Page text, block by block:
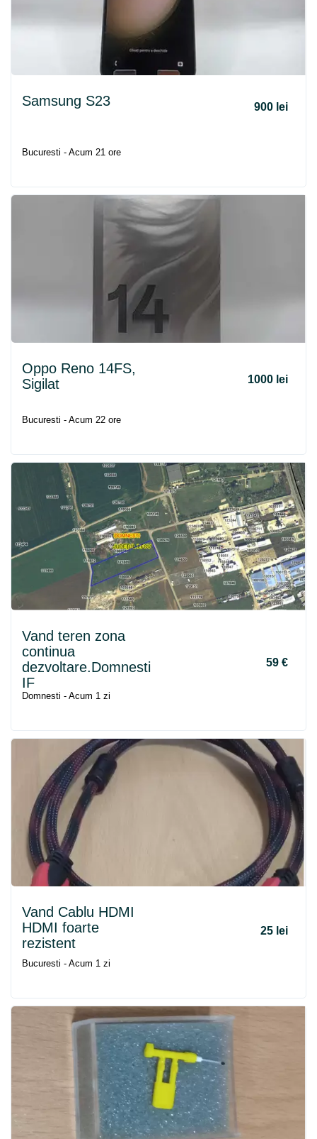
Samsung S23 900 lei
Bucuresti - Acum 21 ore
Oppo Reno 14FS,
Sigilat
1000 lei
Bucuresti - Acum 22 ore
Vand teren zona
continua
dezvoltare.Domnesti
IF
59 €
Domnesti - Acum 1 zi
Vand Cablu HDMI
HDMI foarte
rezistent
25 lei
Bucuresti - Acum 1 zi